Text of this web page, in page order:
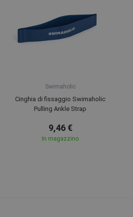
Swimaholic
Cinghia di fissaggio Swimaholic
Pulling Ankle Strap
9,46 €
In magazzino